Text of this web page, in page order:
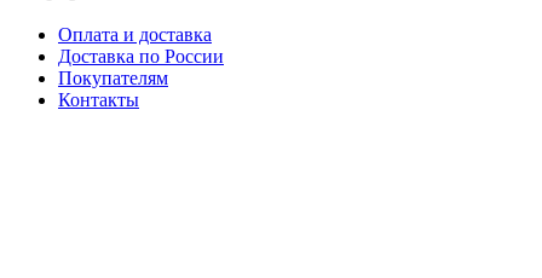
Оплата и доставка
Доставка по России
Покупателям
Контакты